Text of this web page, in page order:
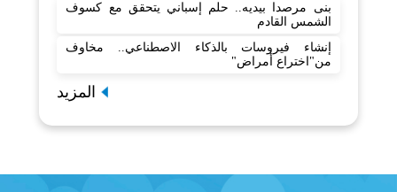
بنى مرصدا بيديه.. حلم إسباني يتحقق مع كسوف
الشمس القادم
إنشاء فيروسات بالذكاء الاصطناعي.. مخاوف
من"اختراع أمراض"
المزيد